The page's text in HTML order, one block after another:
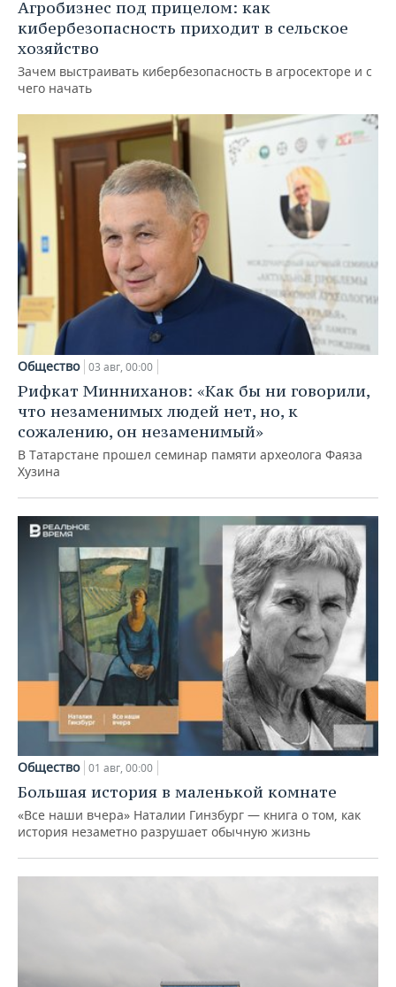
Агробизнес под прицелом: как
кибербезопасность приходит в сельское
хозяйство
Зачем выстраивать кибербезопасность в агросекторе и с
чего начать
Общество 03 авг, 00:00
Рифкат Минниханов: «Как бы ни говорили,
что незаменимых людей нет, но, к
сожалению, он незаменимый»
В Татарстане прошел семинар памяти археолога Фаяза
Хузина
Общество 01 авг, 00:00
Большая история в маленькой комнате
«Все наши вчера» Наталии Гинзбург — книга о том, как
история незаметно разрушает обычную жизнь